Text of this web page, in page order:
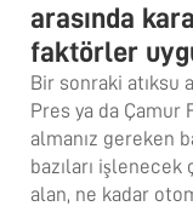
arasında
faktörler
Bir sonraki atıksu
Pres ya da Çamur
almanız gereken
bazıları işlenecek
alan, ne kadar